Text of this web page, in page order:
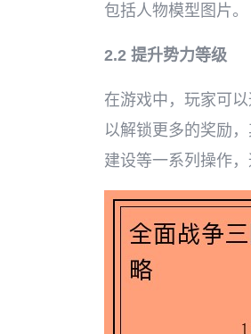
包括人物模型图片。
2.2 提升势力等级
在游戏中，玩家可
以解锁更多的奖励
建设等一系列操作